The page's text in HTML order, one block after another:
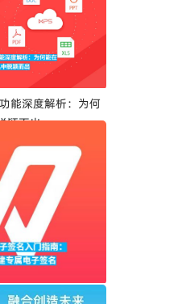
能深度解析：为何
颖而出
名入门指南：一步